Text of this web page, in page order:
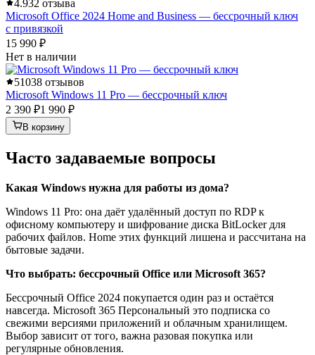
4.932 отзыва
Microsoft Office 2024 Home and Business — бессрочный ключ
с привязкой
15 990 ₽
Нет в наличии
51038 отзывов
Microsoft Windows 11 Pro — бессрочный ключ
2 390 ₽1 990 ₽
В корзину
Часто задаваемые вопросы
Какая Windows нужна для работы из дома?
Windows 11 Pro: она даёт удалённый доступ по RDP к
офисному компьютеру и шифрование диска BitLocker для
рабочих файлов. Home этих функций лишена и рассчитана на
бытовые задачи.
Что выбрать: бессрочный Office или Microsoft 365?
Бессрочный Office 2024 покупается один раз и остаётся
навсегда. Microsoft 365 Персональный это подписка со
свежими версиями приложений и облачным хранилищем.
Выбор зависит от того, важна разовая покупка или
регулярные обновления.